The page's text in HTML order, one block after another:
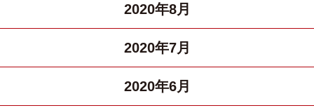
2020年8月
2020年7月
2020年6月